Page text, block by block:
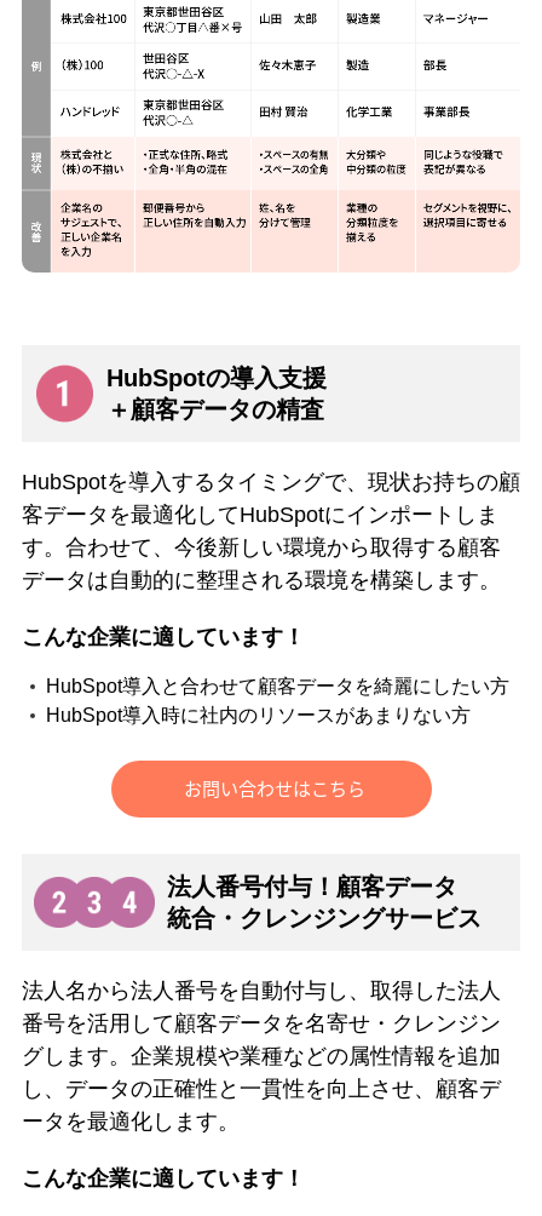
HubSpotの導入支援
＋顧客データの精査
HubSpotを導入するタイミングで、現状お持ちの顧
客データを最適化してHubSpotにインポートしま
す。合わせて、今後新しい環境から取得する顧客
データは自動的に整理される環境を構築します。
こんな企業に適しています！
HubSpot導入と合わせて顧客データを綺麗にしたい方
HubSpot導入時に社内のリソースがあまりない方
法人番号付与！顧客データ
統合・クレンジングサービス
法人名から法人番号を自動付与し、取得した法人
番号を活用して顧客データを名寄せ・クレンジン
グします。企業規模や業種などの属性情報を追加
し、データの正確性と一貫性を向上させ、顧客デ
ータを最適化します。
こんな企業に適しています！